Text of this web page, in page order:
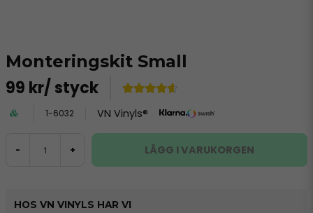
Monteringskit Small
99 kr/ styck
1-6032 VN Vinyls®
- + LÄGG I VARUKORGEN
HOS VN VINYLS HAR VI